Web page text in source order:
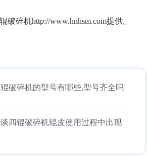
破碎机http://www.hnhsm.com提供。
破碎机的型号有哪些,型号齐全吗
四辊破碎机辊皮使用过程中出现